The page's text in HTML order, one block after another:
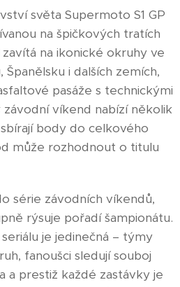
světa Supermoto S1 GP
na špičkových tratích
na ikonické okruhy ve
Španělsku i dalších zemích,
pasáže s technickými
víkend nabízí několik
body do celkového
může rozhodnout o titulu
série závodních víkendů,
rýsuje pořadí šampionátu.
je jedinečná – týmy
fanoušci sledují souboj
a prestiž každé zastávky je